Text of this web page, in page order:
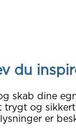
du
skab dine
trygt og
er